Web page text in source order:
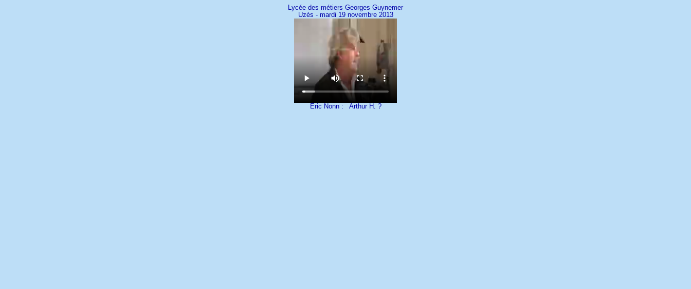
Lycée des métiers Georges Guynemer
Uzès - mardi 19 novembre 2013
Eric Nonn : Arthur H. ?